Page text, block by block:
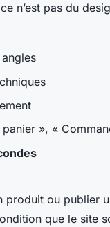
n’est pas du
», «
ou publier
que le site